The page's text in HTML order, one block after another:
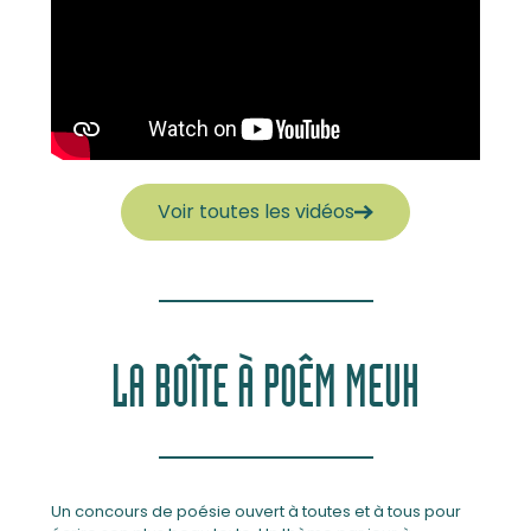
Voir toutes les vidéos
LA BOÎTE À POÊM MEUH
Un concours de poésie ouvert à toutes et à tous pour